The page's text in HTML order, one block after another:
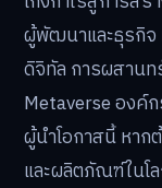
ผู้พัฒนาและธุรกิจ
ดิจิทัล การผสานท
Metaverse องค์
ผู้นำโอกาสนี้ หาก
และผลิตภัณฑ์ในโ